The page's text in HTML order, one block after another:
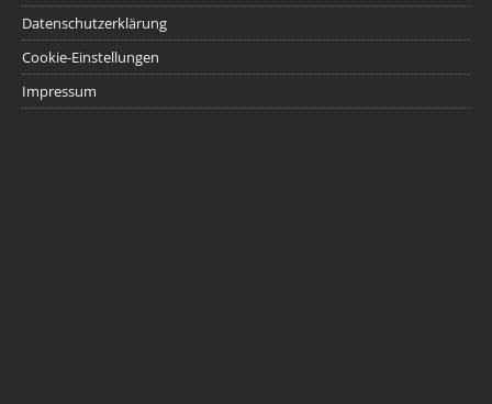
Datenschutzerklärung
Cookie-Einstellungen
Impressum